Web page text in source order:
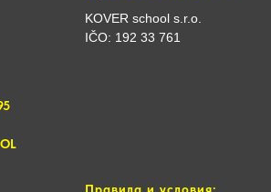
KOVER school s.r.o.
IČO: 192 33 761